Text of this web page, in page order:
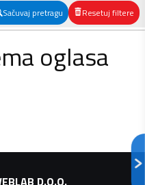
Sačuvaj pretragu Resetuj filtere
oglasa